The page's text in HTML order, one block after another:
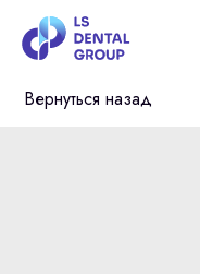
Вернуться назад